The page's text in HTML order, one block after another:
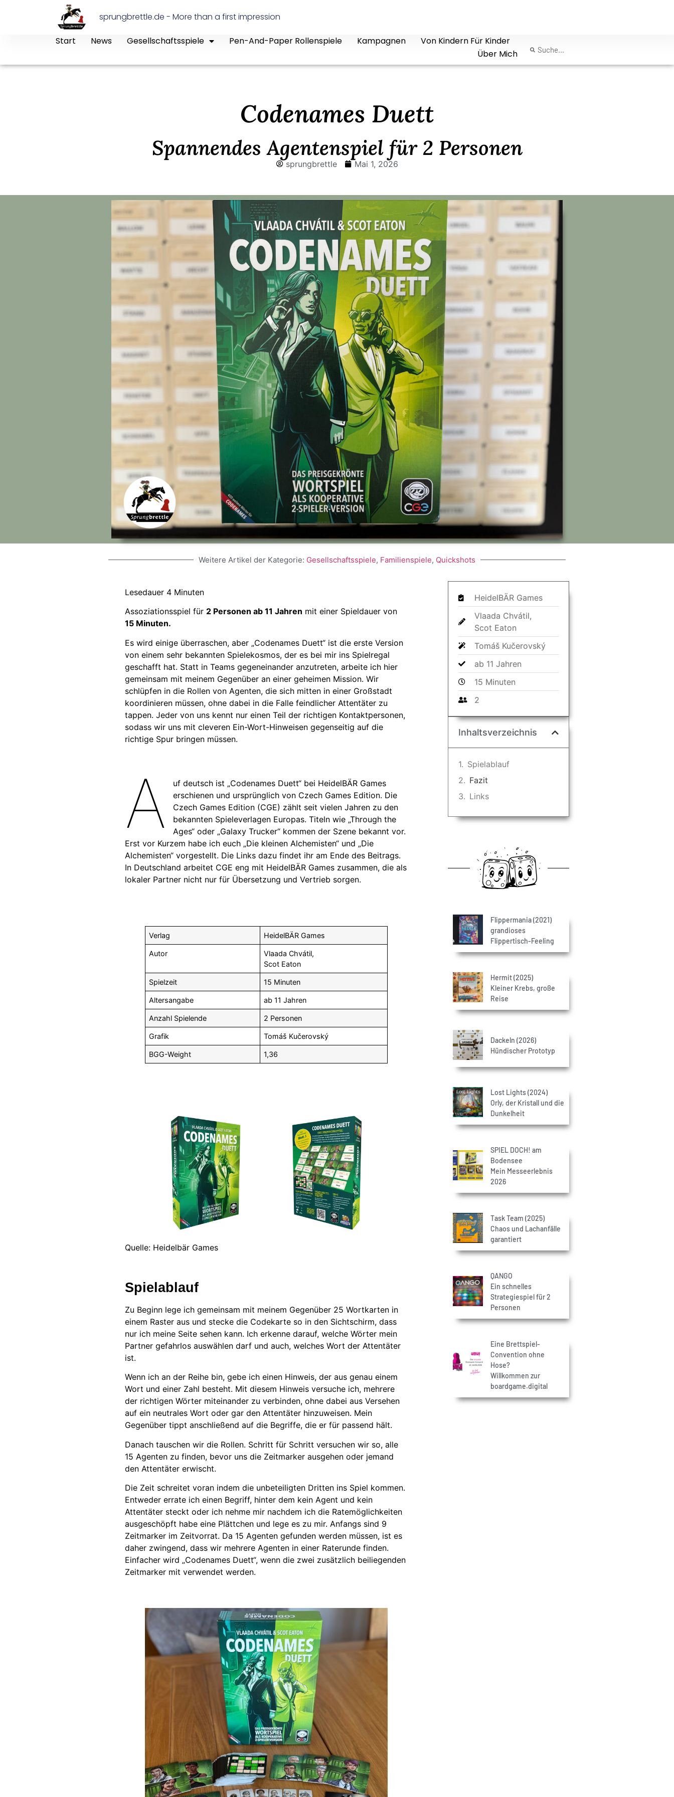
sprungbrettle.de - More than a first impression
Start News Gesellschaftsspiele Pen-And-Paper Rollenspiele Kampagnen
Von Kindern Für Kinder
Über Mich
Codenames Duett
Spannendes Agentenspiel für 2 Personen
sprungbrettle Mai 1, 2026
Weitere Artikel der Kategorie: Gesellschaftsspiele, Familienspiele, Quickshots
Lesedauer 4 Minuten
Assoziationsspiel für 2 Personen ab 11 Jahren mit einer Spieldauer von
15 Minuten.
Es wird einige überraschen, aber „Codenames Duett“ ist die erste Version
von einem sehr bekannten Spielekosmos, der es bei mir ins Spielregal
geschafft hat. Statt in Teams gegeneinander anzutreten, arbeite ich hier
gemeinsam mit meinem Gegenüber an einer geheimen Mission. Wir
schlüpfen in die Rollen von Agenten, die sich mitten in einer Großstadt
koordinieren müssen, ohne dabei in die Falle feindlicher Attentäter zu
tappen. Jeder von uns kennt nur einen Teil der richtigen Kontaktpersonen,
sodass wir uns mit cleveren Ein-Wort-Hinweisen gegenseitig auf die
richtige Spur bringen müssen.
A
uf deutsch ist „Codenames Duett“ bei HeidelBÄR Games
erschienen und ursprünglich von Czech Games Edition. Die
Czech Games Edition (CGE) zählt seit vielen Jahren zu den
bekannten Spieleverlagen Europas. Titeln wie „Through the
Ages“ oder „Galaxy Trucker“ kommen der Szene bekannt vor.
Erst vor Kurzem habe ich euch „Die kleinen Alchemisten“ und „Die
Alchemisten“ vorgestellt. Die Links dazu findet ihr am Ende des Beitrags.
In Deutschland arbeitet CGE eng mit HeidelBÄR Games zusammen, die als
lokaler Partner nicht nur für Übersetzung und Vertrieb sorgen.
Verlag HeidelBÄR Games
Autor
Vlaada Chvátil,
Scot Eaton
Spielzeit 15 Minuten
Altersangabe ab 11 Jahren
Anzahl Spielende 2 Personen
Grafik Tomáš Kučerovský
BGG-Weight 1,36
Quelle: Heidelbär Games
Spielablauf
Zu Beginn lege ich gemeinsam mit meinem Gegenüber 25 Wortkarten in
einem Raster aus und stecke die Codekarte so in den Sichtschirm, dass
nur ich meine Seite sehen kann. Ich erkenne darauf, welche Wörter mein
Partner gefahrlos auswählen darf und auch, welches Wort der Attentäter
ist.
Wenn ich an der Reihe bin, gebe ich einen Hinweis, der aus genau einem
Wort und einer Zahl besteht. Mit diesem Hinweis versuche ich, mehrere
der richtigen Wörter miteinander zu verbinden, ohne dabei aus Versehen
auf ein neutrales Wort oder gar den Attentäter hinzuweisen. Mein
Gegenüber tippt anschließend auf die Begriffe, die er für passend hält.
Danach tauschen wir die Rollen. Schritt für Schritt versuchen wir so, alle
15 Agenten zu finden, bevor uns die Zeitmarker ausgehen oder jemand
den Attentäter erwischt.
Die Zeit schreitet voran indem die unbeteiligten Dritten ins Spiel kommen.
Entweder errate ich einen Begriff, hinter dem kein Agent und kein
Attentäter steckt oder ich nehme mir nachdem ich die Ratemöglichkeiten
ausgeschöpft habe eine Plättchen und lege es zu mir. Anfangs sind 9
Zeitmarker im Zeitvorrat. Da 15 Agenten gefunden werden müssen, ist es
daher zwingend, dass wir mehrere Agenten in einer Raterunde finden.
Einfacher wird „Codenames Duett“, wenn die zwei zusätzlich beiliegenden
Zeitmarker mit verwendet werden.
HeidelBÄR Games
Vlaada Chvátil,
Scot Eaton
Tomáš Kučerovský
ab 11 Jahren
15 Minuten
2
Inhaltsverzeichnis
Spielablauf
Fazit
Links
Flippermania (2021)
grandioses
Flippertisch-Feeling
Hermit (2025)
Kleiner Krebs, große
Reise
Dackeln (2026)
Hündischer Prototyp
Lost Lights (2024)
Orly, der Kristall und die
Dunkelheit
SPIEL DOCH! am
Bodensee
Mein Messeerlebnis
2026
Task Team (2025)
Chaos und Lachanfälle
garantiert
QANGO
Ein schnelles
Strategiespiel für 2
Personen
Eine Brettspiel-
Convention ohne
Hose?
Willkommen zur
boardgame.digital